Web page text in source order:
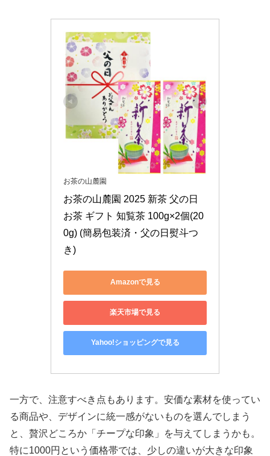
お茶の山麓園
お茶の山麓園 2025 新茶 父の日
お茶 ギフト 知覧茶 100g×2個(20
0g) (簡易包装済・父の日熨斗つ
き)
Amazonで見る
楽天市場で見る
Yahoo!ショッピングで見る
一方で、注意すべき点もあります。安価な素材を使ってい
る商品や、デザインに統一感がないものを選んでしまう
と、贅沢どころか「チープな印象」を与えてしまうかも。
特に1000円という価格帯では、少しの違いが大きな印象